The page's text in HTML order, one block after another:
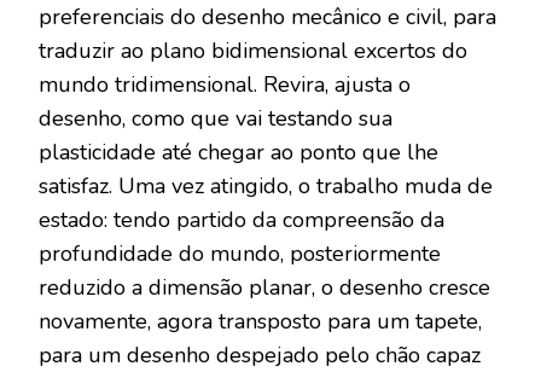
preferenciais do desenho mecânico e civil, para
traduzir ao plano bidimensional excertos do
mundo tridimensional. Revira, ajusta o
desenho, como que vai testando sua
plasticidade até chegar ao ponto que lhe
satisfaz. Uma vez atingido, o trabalho muda de
estado: tendo partido da compreensão da
profundidade do mundo, posteriormente
reduzido a dimensão planar, o desenho cresce
novamente, agora transposto para um tapete,
para um desenho despejado pelo chão capaz